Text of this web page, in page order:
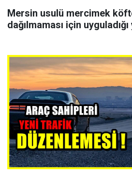
Mersin usulü mercimek
dağılmaması için